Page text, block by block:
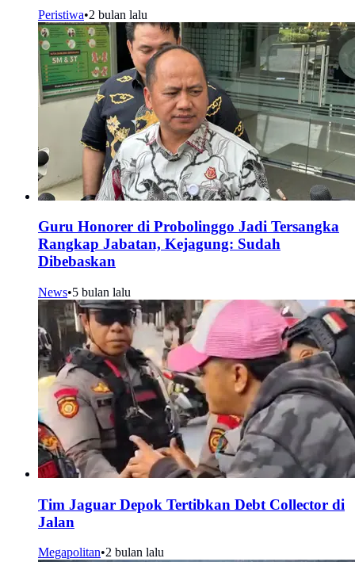
Peristiwa•2 bulan lalu
Guru Honorer di Probolinggo Jadi Tersangka
Rangkap Jabatan, Kejagung: Sudah
Dibebaskan
News•5 bulan lalu
Tim Jaguar Depok Tertibkan Debt Collector di
Jalan
Megapolitan•2 bulan lalu